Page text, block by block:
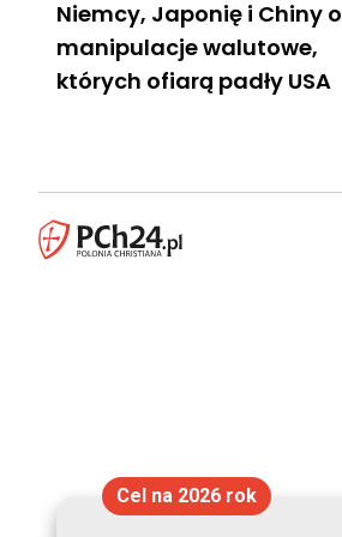
Niemcy, Japonię i Chiny o
manipulacje walutowe,
których ofiarą padły USA
Cel na 2026 rok